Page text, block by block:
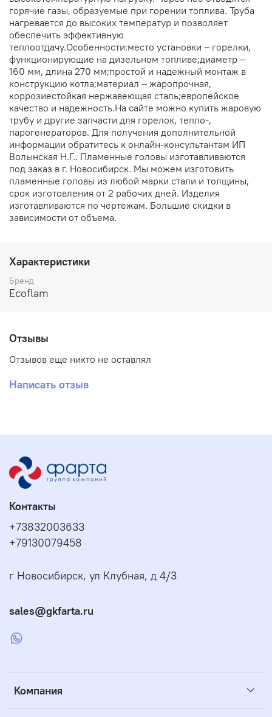
горячие газы, образуемые при горении топлива. Труба
нагревается до высоких температур и позволяет
обеспечить эффективную
теплоотдачу.Особенности:место установки – горелки,
функционирующие на дизельном топливе;диаметр –
160 мм, длина 270 мм;простой и надежный монтаж в
конструкцию котла;материал – жаропрочная,
коррозиестойкая нержавеющая сталь;европейское
качество и надежность.На сайте можно купить жаровую
трубу и другие запчасти для горелок, тепло-,
парогенераторов. Для получения дополнительной
информации обратитесь к онлайн-консультантам ИП
Волынская Н.Г.. Пламенные головы изготавливаются
под заказ в г. Новосибирск. Мы можем изготовить
пламенные головы из любой марки стали и толщины,
срок изготовления от 2 рабочих дней. Изделия
изготавливаются по чертежам. Большие скидки в
зависимости от объема.
Характеристики
Бренд
Ecoflam
Отзывы
Отзывов еще никто не оставлял
Написать отзыв
Компания
Контакты
+73832003633
+79130079458
г Новосибирск, ул Клубная, д 4/3
sales@gkfarta.ru